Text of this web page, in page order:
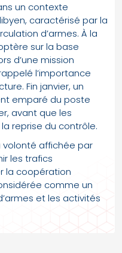
un contexte
caractérisé par la
d’armes. À la
sur la base
d’une mission
l’importance
Fin janvier, un
emparé du poste
avant que les
reprise du contrôle.
volonté affichée par
les trafics
la coopération
comme un
et les activités